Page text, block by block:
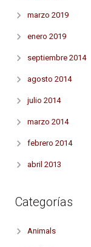
marzo 2019
enero 2019
septiembre 2014
agosto 2014
julio 2014
marzo 2014
febrero 2014
abril 2013
Categorías
Animals